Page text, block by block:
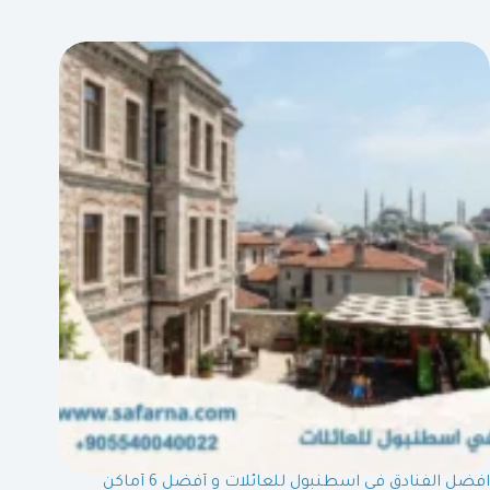
افضل الفنادق في اسطنبول للعائلات و أفضل 6 أماكن